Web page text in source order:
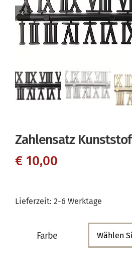
Zahlensatz
€ 10,00
Lieferzeit: 2-6 Werktage
Farbe